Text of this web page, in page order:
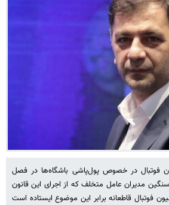
فوتبال در خصوص پول‌پاشی باشگاه‌ها در فصل
مدیران عامل متخلف که از اجرای این قانون
فوتبال قاطعانه برابر این موضوع ایستاده است